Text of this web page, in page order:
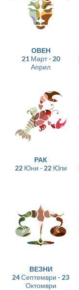
ОВЕН
21 Март - 20
Април
РАК
22 Юни - 22 Юли
ВЕЗНИ
24 Септември - 23
Октомври